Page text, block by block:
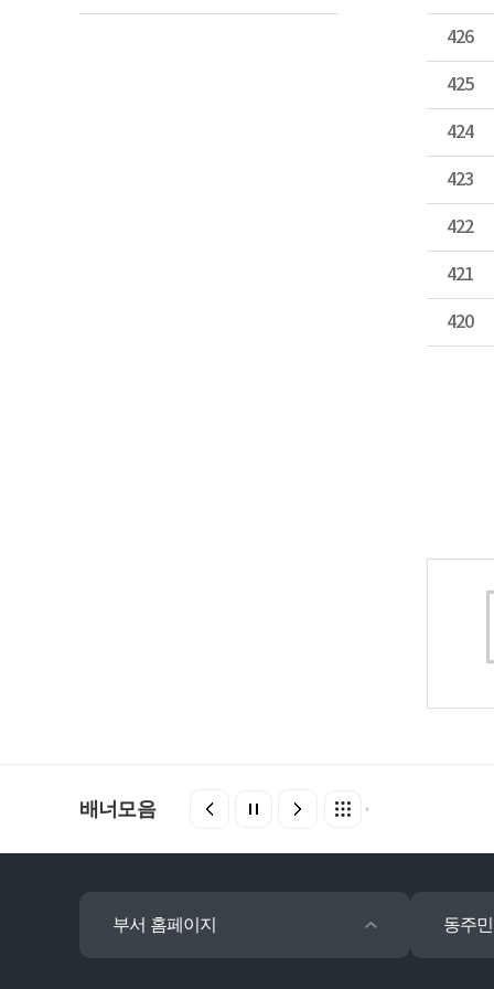
426
425
424
423
422
421
420
배너모음
부서 홈페이지 동주